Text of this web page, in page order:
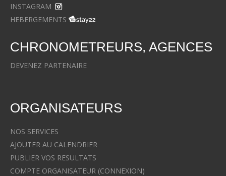
INSTAGRAM
HEBERGEMENTS
CHRONOMETREURS, AGENCES
DEVENEZ PARTENAIRE
ORGANISATEURS
NOS SERVICES
AJOUTER AU CALENDRIER
PUBLIER VOS RESULTATS
COMPTE ORGANISATEUR (CONNEXION)